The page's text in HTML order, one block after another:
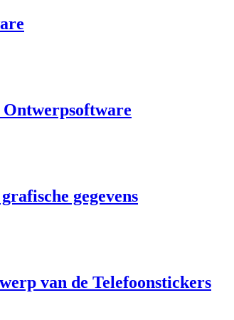
Ontwerpsoftware
gegevens
van de Telefoonstickers